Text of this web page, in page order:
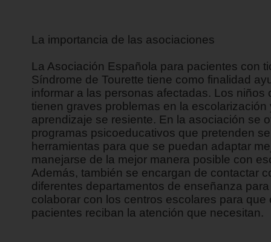
La importancia de las asociaciones
La Asociación Española para pacientes con
Síndrome de Tourette tiene como finalidad
informar a las personas afectadas. Los niños
tienen graves problemas en la escolarización
aprendizaje se resiente. En la asociación se
programas psicoeducativos que pretenden
herramientas para que se puedan adaptar
manejarse de la mejor manera posible con
Además, también se encargan de contactar
diferentes departamentos de enseñanza para
colaborar con los centros escolares para que
pacientes reciban la atención que necesitan.